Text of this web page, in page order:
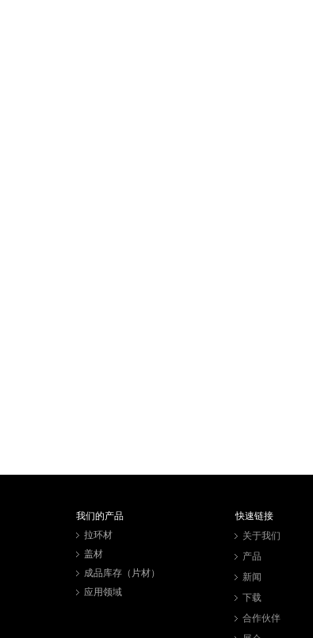
我们的产品
拉环材
盖材
成品库存（片材）
应用领域
快速链接
关于我们
产品
新闻
下载
合作伙伴